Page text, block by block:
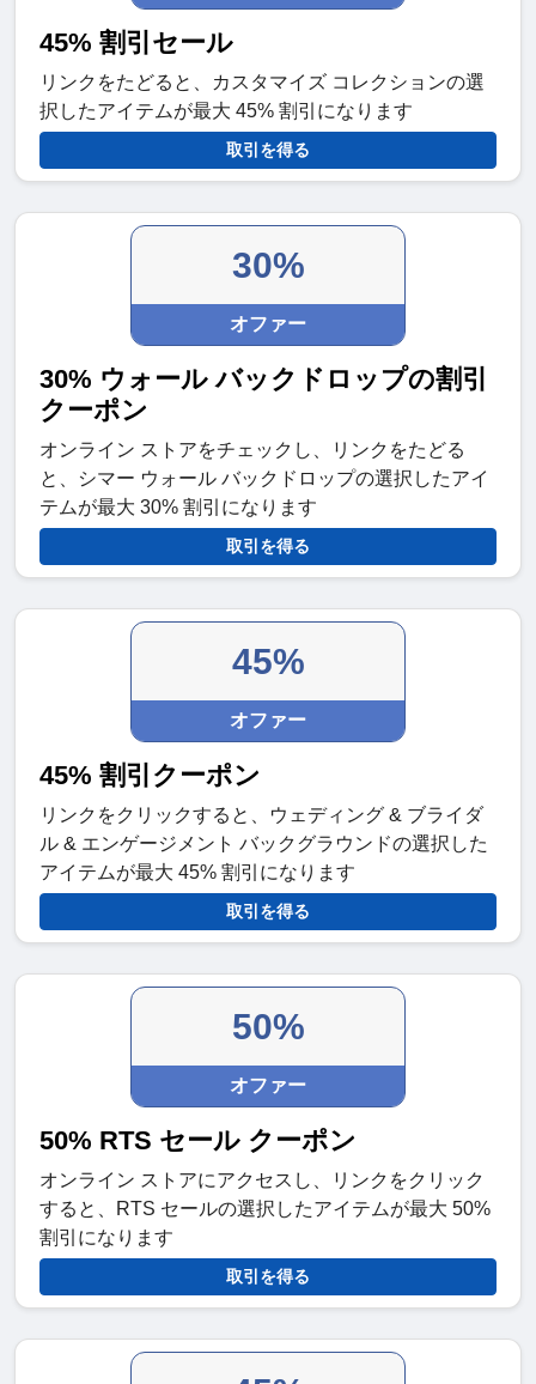
45% 割引セール
リンクをたどると、カスタマイズ コレクションの選
択したアイテムが最大 45% 割引になります
取引を得る
30%
オファー
30% ウォール バックドロップの割引
クーポン
オンライン ストアをチェックし、リンクをたどる
と、シマー ウォール バックドロップの選択したアイ
テムが最大 30% 割引になります
取引を得る
45%
オファー
45% 割引クーポン
リンクをクリックすると、ウェディング & ブライダ
ル & エンゲージメント バックグラウンドの選択した
アイテムが最大 45% 割引になります
取引を得る
50%
オファー
50% RTS セール クーポン
オンライン ストアにアクセスし、リンクをクリック
すると、RTS セールの選択したアイテムが最大 50%
割引になります
取引を得る